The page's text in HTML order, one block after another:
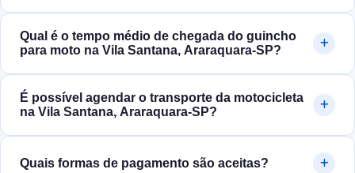
Qual é o tempo médio de chegada do guincho
para moto na Vila Santana, Araraquara‑SP?
É possível agendar o transporte da motocicleta
na Vila Santana, Araraquara‑SP?
Quais formas de pagamento são aceitas?